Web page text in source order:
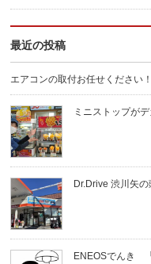
最近の投稿
エアコンの取付お任せください！
ミニストップが
Dr.Drive 渋川矢
ENEOSでんき